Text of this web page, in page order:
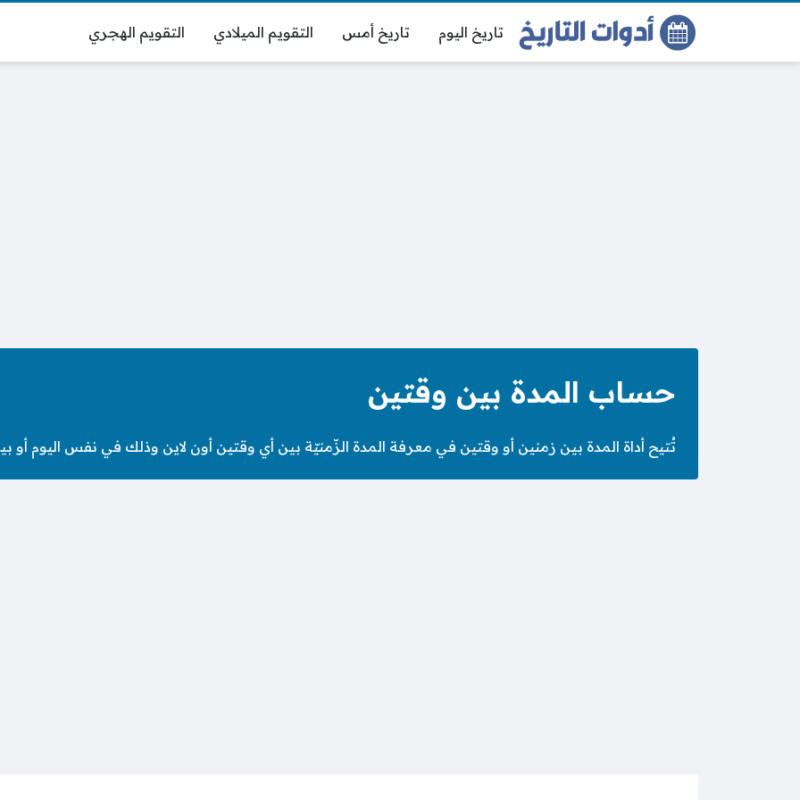
تاريخ اليوم تاريخ أمس التقويم الميلادي التقويم الهجري
حساب المدة بين وقتين
تُتيح أداة المدة بين زمنين أو وقتين في معرفة المدة الزّمنيّة بين أي وقتين أون لاين وذلك في نفس اليوم أو